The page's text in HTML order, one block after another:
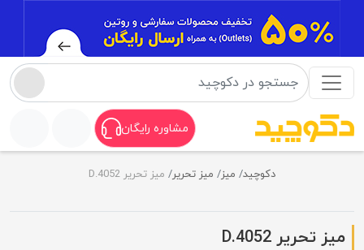
مشاوره رایگان
دکوچید میز میز تحریر میز تحریر D.4052
میز تحریر D.4052